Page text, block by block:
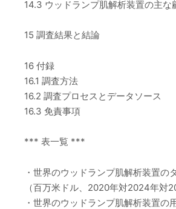
14.3 ウッドランプ肌解析装置の主な
15 調査結果と結論
16 付録
16.1 調査方法
16.2 調査プロセスとデータソース
16.3 免責事項
*** 表一覧 ***
・世界のウッドランプ肌解析装置の
（百万米ドル、2020年対2024年対
・世界のウッドランプ肌解析装置の